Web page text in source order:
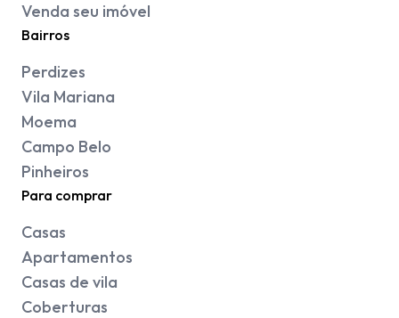
Venda seu imóvel
Bairros
Perdizes
Vila Mariana
Moema
Campo Belo
Pinheiros
Para comprar
Casas
Apartamentos
Casas de vila
Coberturas